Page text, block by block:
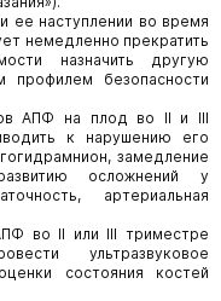
ее наступлении во время
немедленно прекратить
назначить другую
профилем безопасности
АПФ на плод во II и III
к нарушению его
замедление
осложнений у
артериальная
во II или III триместре
ультразвуковое
состояния костей